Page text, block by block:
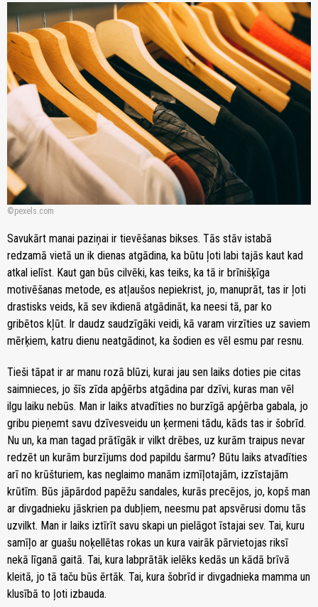
pexels.com
Savukārt manai paziņai ir tievēšanas bikses. Tās stāv istabā
redzamā vietā un ik dienas atgādina, ka būtu ļoti labi tajās kaut kad
atkal ielīst. Kaut gan būs cilvēki, kas teiks, ka tā ir brīnišķīga
motivēšanas metode, es atļaušos nepiekrist, jo, manuprāt, tas ir ļoti
drastisks veids, kā sev ikdienā atgādināt, ka neesi tā, par ko
gribētos kļūt. Ir daudz saudzīgāki veidi, kā varam virzīties uz saviem
mērķiem, katru dienu neatgādinot, ka šodien es vēl esmu par resnu.
Tieši tāpat ir ar manu rozā blūzi, kurai jau sen laiks doties pie citas
saimnieces, jo šīs zīda apģērbs atgādina par dzīvi, kuras man vēl
ilgu laiku nebūs. Man ir laiks atvadīties no burzīgā apģērba gabala, jo
gribu pieņemt savu dzīvesveidu un ķermeni tādu, kāds tas ir šobrīd.
Nu un, ka man tagad prātīgāk ir vilkt drēbes, uz kurām traipus nevar
redzēt un kurām burzījums dod papildu šarmu? Būtu laiks atvadīties
arī no krūšturiem, kas neglaimo manām izmīļotajām, izzīstajām
krūtīm. Būs jāpārdod papēžu sandales, kurās precējos, jo, kopš man
ar divgadnieku jāskrien pa dubļiem, neesmu pat apsvērusi domu tās
uzvilkt. Man ir laiks iztīrīt savu skapi un pielāgot īstajai sev. Tai, kuru
samīļo ar guašu noķellētas rokas un kura vairāk pārvietojas riksī
nekā līganā gaitā. Tai, kura labprātāk ielēks kedās un kādā brīvā
kleitā, jo tā taču būs ērtāk. Tai, kura šobrīd ir divgadnieka mamma un
klusībā to ļoti izbauda.